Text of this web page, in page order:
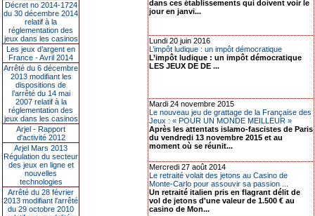
Décret no 2014-1724
du 30 décembre 2014
relatif à la
réglementation des
jeux dans les casinos
Les jeux d’argent en
France - Avril 2014
Arrêté du 6 décembre
2013 modifiant les
dispositions de
l’arrêté du 14 mai
2007 relatif à la
réglementation des
jeux dans les casinos
Arjel - Rapport
d'activité 2012
Arjel Mars 2013
Régulation du secteur
des jeux en ligne et
nouvelles
technologies
Arrêté du 28 février
2013 modifiant l'arrêté
du 29 octobre 2010
dans ces établissements qui doivent voir le
jour en janvi...
Lundi 20 juin 2016
L’impôt ludique : un impôt démocratique
L’impôt ludique : un impôt démocratique
LES JEUX DE DE ...
Mardi 24 novembre 2015
Le nouveau jeu de grattage de la Française des
Jeux : « POUR UN MONDE MEILLEUR »
Après les attentats islamo-fascistes de Paris
du vendredi 13 novembre 2015 et au
moment où se réunit...
Mercredi 27 août 2014
Le retraité volait des jetons au Casino de
Monte-Carlo pour assouvir sa passion ...
Un retraité italien pris en flagrant délit de
vol de jetons d'une valeur de 1.500 € au
casino de Mon...